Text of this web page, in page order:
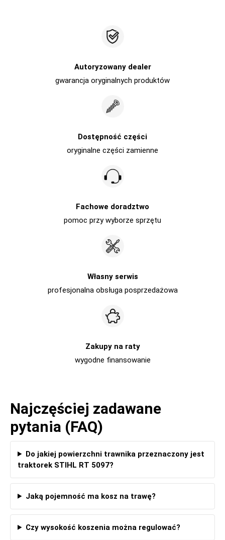
Autoryzowany dealer
gwarancja oryginalnych produktów
Dostępność części
oryginalne części zamienne
Fachowe doradztwo
pomoc przy wyborze sprzętu
Własny serwis
profesjonalna obsługa posprzedażowa
Zakupy na raty
wygodne finansowanie
Najczęściej zadawane
pytania (FAQ)
Do jakiej powierzchni trawnika przeznaczony jest
traktorek STIHL RT 5097?
Jaką pojemność ma kosz na trawę?
Czy wysokość koszenia można regulować?